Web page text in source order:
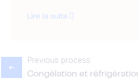
Lire la suite
Previous process
Congélation et